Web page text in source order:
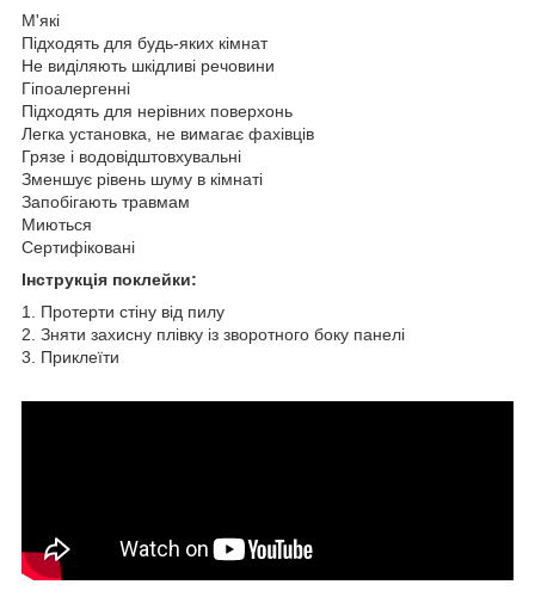
М'які
Підходять для будь-яких кімнат
Не виділяють шкідливі речовини
Гіпоалергенні
Підходять для нерівних поверхонь
Легка установка, не вимагає фахівців
Грязе і водовідштовхувальні
Зменшує рівень шуму в кімнаті
Запобігають травмам
Миються
Сертифіковані
Інструкція поклейки:
1. Протерти стіну від пилу
2. Зняти захисну плівку із зворотного боку панелі
3. Приклеїти